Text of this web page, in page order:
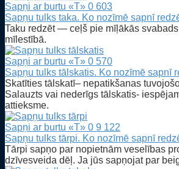
Sapņi ar burtu «T» 0 603
Sapņu tulks taka. Ko nozīmē sapnī
Taku redzēt — ceļš pie mīļākās
mīlestībā.
Sapņi ar burtu «T» 0 570
Sapņu tulks tālskatis. Ko nozīmē sapnī
Skatīties tālskatī– nepatikšanas
Salauzts vai nederīgs tālskatis-
attieksme.
Sapņi ar burtu «T» 0 9 122
Sapņu tulks tārpi. Ko nozīmē sapnī
Tārpi sapņo par nopietnām veselības
dzīvesveida dēļ. Ja jūs sapņojat par